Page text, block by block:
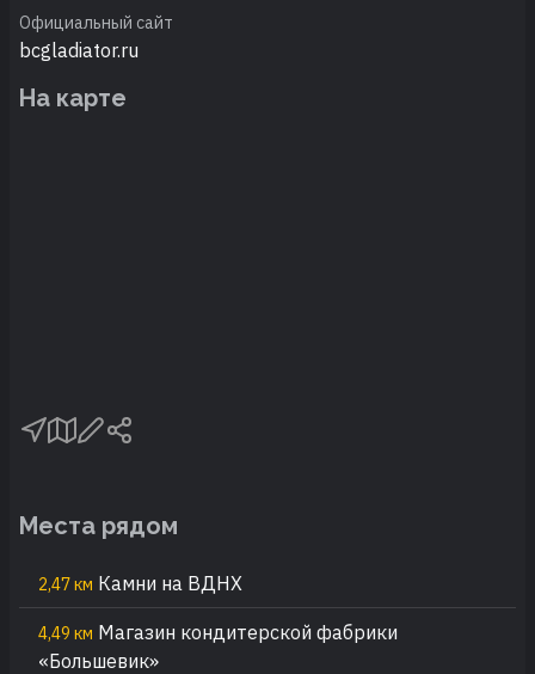
Официальный сайт
bcgladiator.ru
На карте
Места рядом
2,47 км Камни на ВДНХ
4,49 км Магазин кондитерской фабрики
«Большевик»